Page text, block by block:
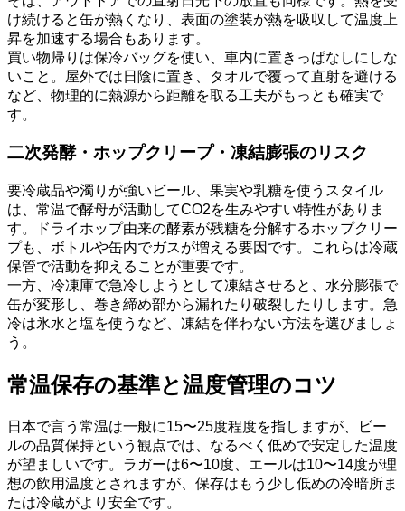
け続けると缶が熱くなり、表面の塗装が熱を吸収して温度上
昇を加速する場合もあります。
買い物帰りは保冷バッグを使い、車内に置きっぱなしにしな
いこと。屋外では日陰に置き、タオルで覆って直射を避ける
など、物理的に熱源から距離を取る工夫がもっとも確実で
す。
二次発酵・ホップクリープ・凍結膨張のリスク
要冷蔵品や濁りが強いビール、果実や乳糖を使うスタイル
は、常温で酵母が活動してCO2を生みやすい特性がありま
す。ドライホップ由来の酵素が残糖を分解するホップクリー
プも、ボトルや缶内でガスが増える要因です。これらは冷蔵
保管で活動を抑えることが重要です。
一方、冷凍庫で急冷しようとして凍結させると、水分膨張で
缶が変形し、巻き締め部から漏れたり破裂したりします。急
冷は氷水と塩を使うなど、凍結を伴わない方法を選びましょ
う。
常温保存の基準と温度管理のコツ
日本で言う常温は一般に15〜25度程度を指しますが、ビー
ルの品質保持という観点では、なるべく低めで安定した温度
が望ましいです。ラガーは6〜10度、エールは10〜14度が理
想の飲用温度とされますが、保存はもう少し低めの冷暗所ま
たは冷蔵がより安全です。